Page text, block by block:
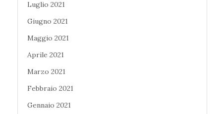
Luglio 2021
Giugno 2021
Maggio 2021
Aprile 2021
Marzo 2021
Febbraio 2021
Gennaio 2021